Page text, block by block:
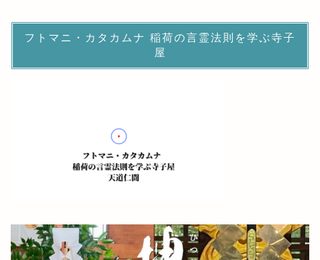
フトマニ・カタカムナ 稲荷の言霊法則を学ぶ寺子
屋